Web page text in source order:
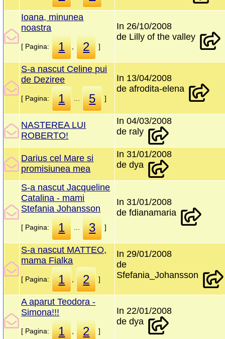
Ioana, minunea
noastra
[ Pagina: 1 2 ]
In 26/10/2008
de Lilly of the valley
S-a nascut Celine pui
de Deziree
[ Pagina: 1 5 ]
In 13/04/2008
de afrodita-elena
NASTEREA LUI
ROBERTO!
In 04/03/2008
de raly
Darius cel Mare si
promisiunea mea
In 31/01/2008
de dya
S-a nascut Jacqueline
Catalina - mami
Stefania Johansson
[ Pagina: 1 3 ]
In 31/01/2008
de fdianamaria
S-a nascut MATTEO,
mama Fialka
[ Pagina: 1 2 ]
In 29/01/2008
de
Sfefania_Johansson
A aparut Teodora -
Simona!!!
[ Pagina: 1 2 ]
In 22/01/2008
de dya